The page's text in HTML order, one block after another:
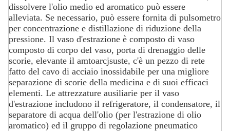
dissolvere l'olio medio ed aromatico può essere
alleviata. Se necessario, può essere fornita di pulsometro
per concentrazione e distillazione di riduzione della
pressione. Il vaso d'estrazione è composto di vaso
composto di corpo del vaso, porta di drenaggio delle
scorie, elevante il amtoarcjsuste, c'è un pezzo di rete
fatto del cavo di acciaio inossidabile per una migliore
separazione di scorie della medicina e di suoi efficaci
elementi. Le attrezzature ausiliarie per il vaso
d'estrazione includono il refrigeratore, il condensatore, il
separatore di acqua dell'olio (per l'estrazione di olio
aromatico) ed il gruppo di regolazione pneumatico